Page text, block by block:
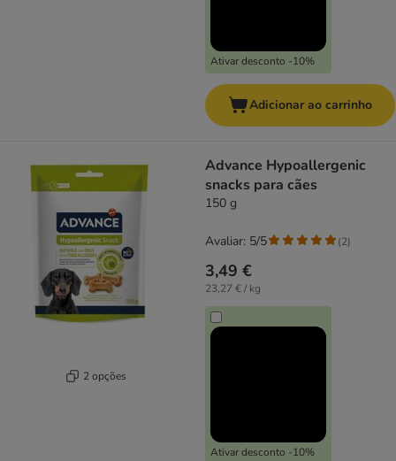
Ativar desconto -10%
Adicionar ao carrinho
2 opções
Advance Hypoallergenic
snacks para cães
150 g
3,49 €
23,27 € / kg
Ativar desconto -10%
Avaliar: 5/5 (2)